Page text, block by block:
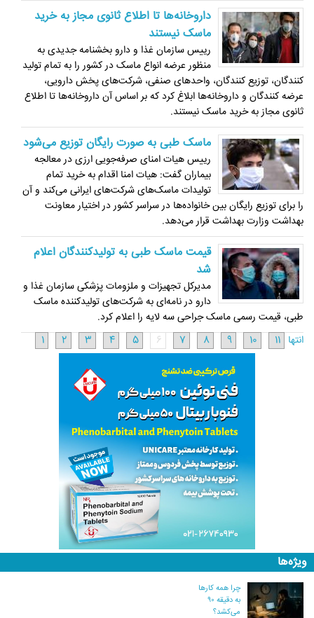
داروخانه‌ها تا اطلاع ثانوی مجاز به خرید
ماسک نیستند
رییس سازمان غذا و دارو بخشنامه جدیدی به
منظور عرضه انواع ماسک در کشور را به تمام تولید
کنندگان، توزیع کنندگان، واحدهای صنفی، شرکت‌های پخش دارویی،
عرضه کنندگان و داروخانه‌ها ابلاغ کرد که بر اساس آن داروخانه‌ها تا اطلاع
ثانوی مجاز به خرید ماسک نیستند.
ماسک طبی به صورت رایگان توزیع می‌شود
رییس هیات امنای صرفه‌جویی ارزی در معالجه
بیماران گفت: هیات امنا اقدام به خرید تمام
تولیدات ماسک‌های شرکت‌های ایرانی می‌کند و آن
را برای توزیع رایگان بین خانواده‌ها در سراسر کشور در اختیار معاونت
بهداشت وزارت بهداشت قرار می‌دهد.
قیمت ماسک طبی به تولیدکنندگان اعلام
شد
مدیرکل تجهیزات و ملزومات پزشکی سازمان غذا و
دارو در نامه‌ای به شرکت‌های تولیدکننده ماسک
طبی، قیمت رسمی ماسک جراحی سه لایه را اعلام کرد.
انتها
1 2 3 4 5 6 7 8 9 10 11
ویژه‌ها
چرا همه کارها
به دقیقه ۹۰
می‌کشد؟